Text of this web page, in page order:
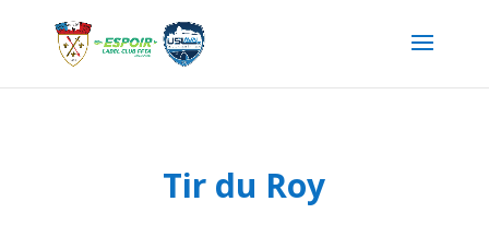
Tir du Roy